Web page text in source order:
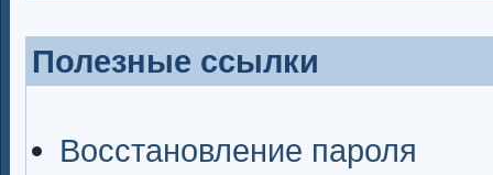
Полезные ссылки
Восстановление пароля